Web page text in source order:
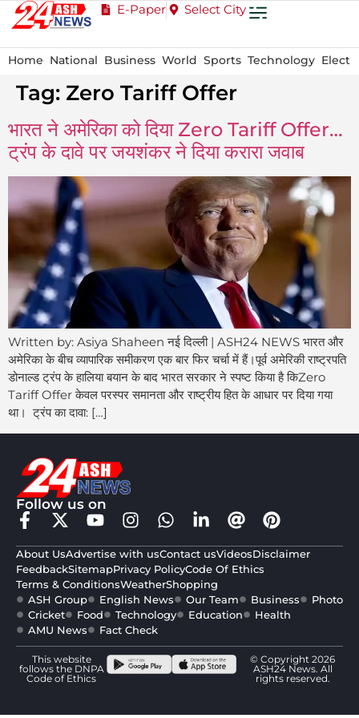
E-Paper Select City
Home National Business World Sports Technology
Tag: Zero Tariff Offer
भारत ने अमेरिका को दिया Zero Tariff Offer…
ट्रंप के दावे पर जयशंकर ने दिया करारा जवाब
Written by: Asiya Shaheen नई दिल्ली | ASH24 NEWS भारत और
अमेरिका के बीच व्यापारिक समीकरण एक बार फिर चर्चा में हैं।पूर्व अमेरिकी राष्ट्रपति
डोनाल्ड ट्रंप के हालिया बयान के बाद भारत सरकार ने स्पष्ट किया है किZero
Tariff Offer केवल परस्पर समानता और राष्ट्रीय हित के आधार पर दिया गया
था। ट्रंप का दावा: […]
Follow us on
About UsAdvertise with usContact usVideosDisclaimer
FeedbackSitemapPrivacy PolicyCode Of Ethics
Terms & ConditionsWeatherShopping
ASH Group
English News Our Team Business
Photo
Cricket
Food Technology Education
Health
AMU News
Fact Check
This website
follows the DNPA
Code of Ethics
© Copyright 2026
ASH24 News. All
rights reserved.